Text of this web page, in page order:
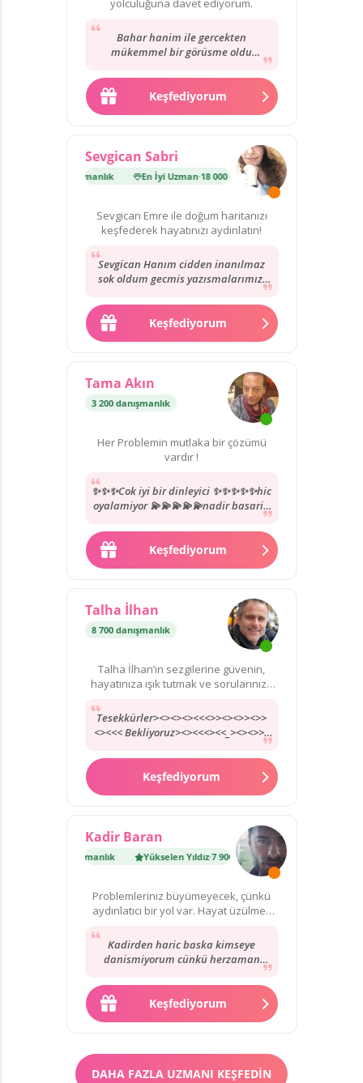
yolculuğuna davet ediyorum.
Bahar hanim ile gercekten
mükemmel bir görüsme oldu
sorulara net cevap verdi cok tesekkür
ederim kendisine eksik...
Keşfediyorum
Sevgican Sabri
18 000 danışmanlık En İyi Uzman·18 000 danışmanlık
Sevgican Emre ile doğum haritanızı
keşfederek hayatınızı aydınlatın!
Sevgican Hanım cidden inanılmaz
sok oldum gecmis yazısmalarımızı
yasadım. kendisi...
Keşfediyorum
Tama Akın
3 200 danışmanlık
Her Problemin mutlaka bir çözümü
vardır !
✨✨✨Cok iyi bir dinleyici ✨✨✨✨✨hic
oyalamiyor 💫💫💫💫💫nadir basarili
uzmanlardan yol göstermesi karsi
tarafida anlamasi...
Keşfediyorum
Talha İlhan
8 700 danışmanlık
Talha İlhan’ın sezgilerine güvenin,
hayatınıza ışık tutmak ve sorularınıza
Tesekkürler><><><><<<>><><>><>>
<><<< Bekliyoruz><><<<><<_><><>>>
<görüsürz><><><>><<
Keşfediyorum
Kadir Baran
7 900 danışmanlık Yükselen Yıldız·7 900 danışmanlık
Problemleriniz büyümeyecek, çünkü
aydınlatıcı bir yol var. Hayat üzülmek
Kadirden haric baska kimseye
danismiyorum cünkü herzaman
Herzaman icimi rahatlatiyor...
Keşfediyorum
DAHA FAZLA UZMANI KEŞFEDIN